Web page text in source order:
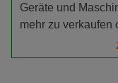
Geräte und
mehr zu verkaufen